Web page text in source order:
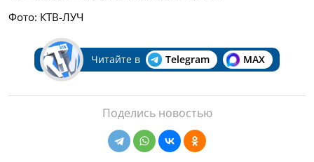
Фото: КТВ-ЛУЧ
Читайте в Telegram MAX
Поделись новостью